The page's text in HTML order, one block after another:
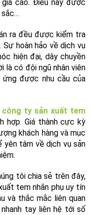
cao. Điều này được
sắc…
ra đều được kiểm tra
hoàn hảo về dịch vụ
hiện đại, dây chuyền
là có đội ngũ nhân viên
được nhu cầu của
công ty sản xuất tem
hợp. Giá thành cực kỳ
khách hàng và mục
tâm về dịch vụ sản
tôi chia sẻ trên đây,
tem nhãn phụ uy tín
và thắc mắc liên quan
tay liên hệ tới số